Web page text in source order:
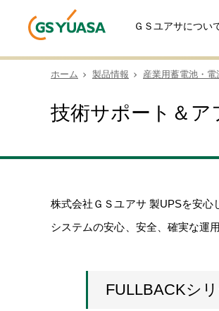
ＧＳユアサについ
ホーム 製品情報 産業用蓄電池・電
技術サポート＆ア
株式会社ＧＳユアサ 製UPSを安心
システムの安心、安全、確実な運
FULLBACKシ